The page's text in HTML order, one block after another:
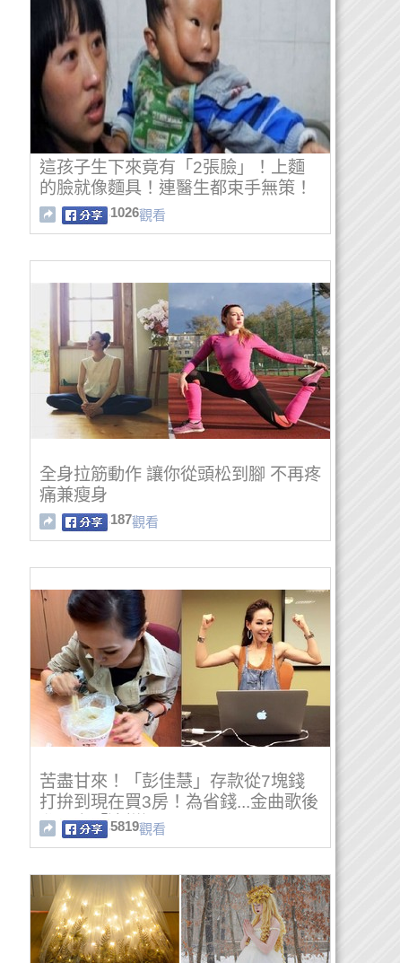
這孩子生下來竟有「2張臉」！上麵
的臉就像麵具！連醫生都束手無策！
1026觀看
全身拉筋動作 讓你從頭松到腳 不再疼
痛兼瘦身
187觀看
苦盡甘來！「彭佳慧」存款從7塊錢
打拚到現在買3房！為省錢...金曲歌後
私下竟「這樣過日子」！
5819觀看